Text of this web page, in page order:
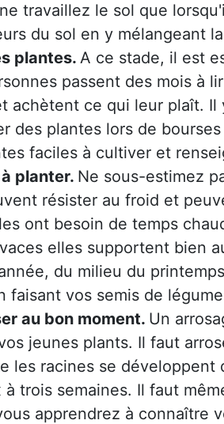
travaillez le sol que
du sol en y mélangeant
plantes. A ce stade, il est
passent des mois à
achètent ce qui leur plaît.
des plantes lors de
faciles à cultiver et
planter. Ne sous-estimez
résister au froid et
ont besoin de temps
elles supportent bien
du milieu du
faisant vos semis de
au bon moment. Un
jeunes plants. Il faut
les racines se
à trois semaines. Il faut
apprendrez à connaître